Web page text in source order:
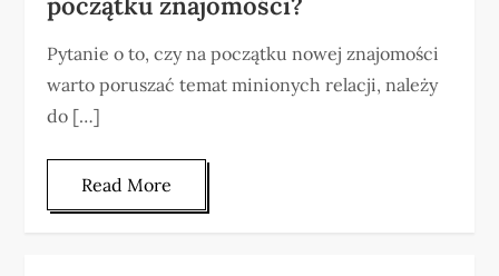
Pytanie o to, czy na początku nowej znajomości
warto poruszać temat minionych relacji, należy
do […]
Read More